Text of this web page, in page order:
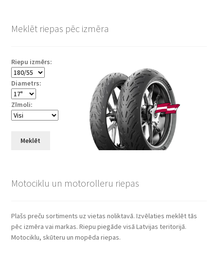
Meklēt riepas pēc izmēra
Riepu izmērs:
Diametrs:
Zīmoli:
Meklēt
Motociklu un motorolleru riepas
Plašs preču sortiments uz vietas noliktavā. Izvēlaties meklēt tās
pēc izmēra vai markas. Riepu piegāde visā Latvijas teritorijā.
Motociklu, skūteru un mopēda riepas.